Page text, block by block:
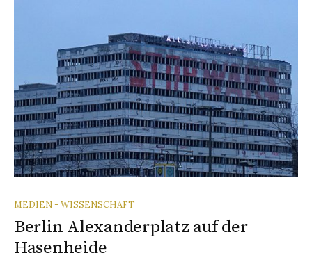
MEDIEN - WISSENSCHAFT
Berlin Alexanderplatz auf der
Hasenheide